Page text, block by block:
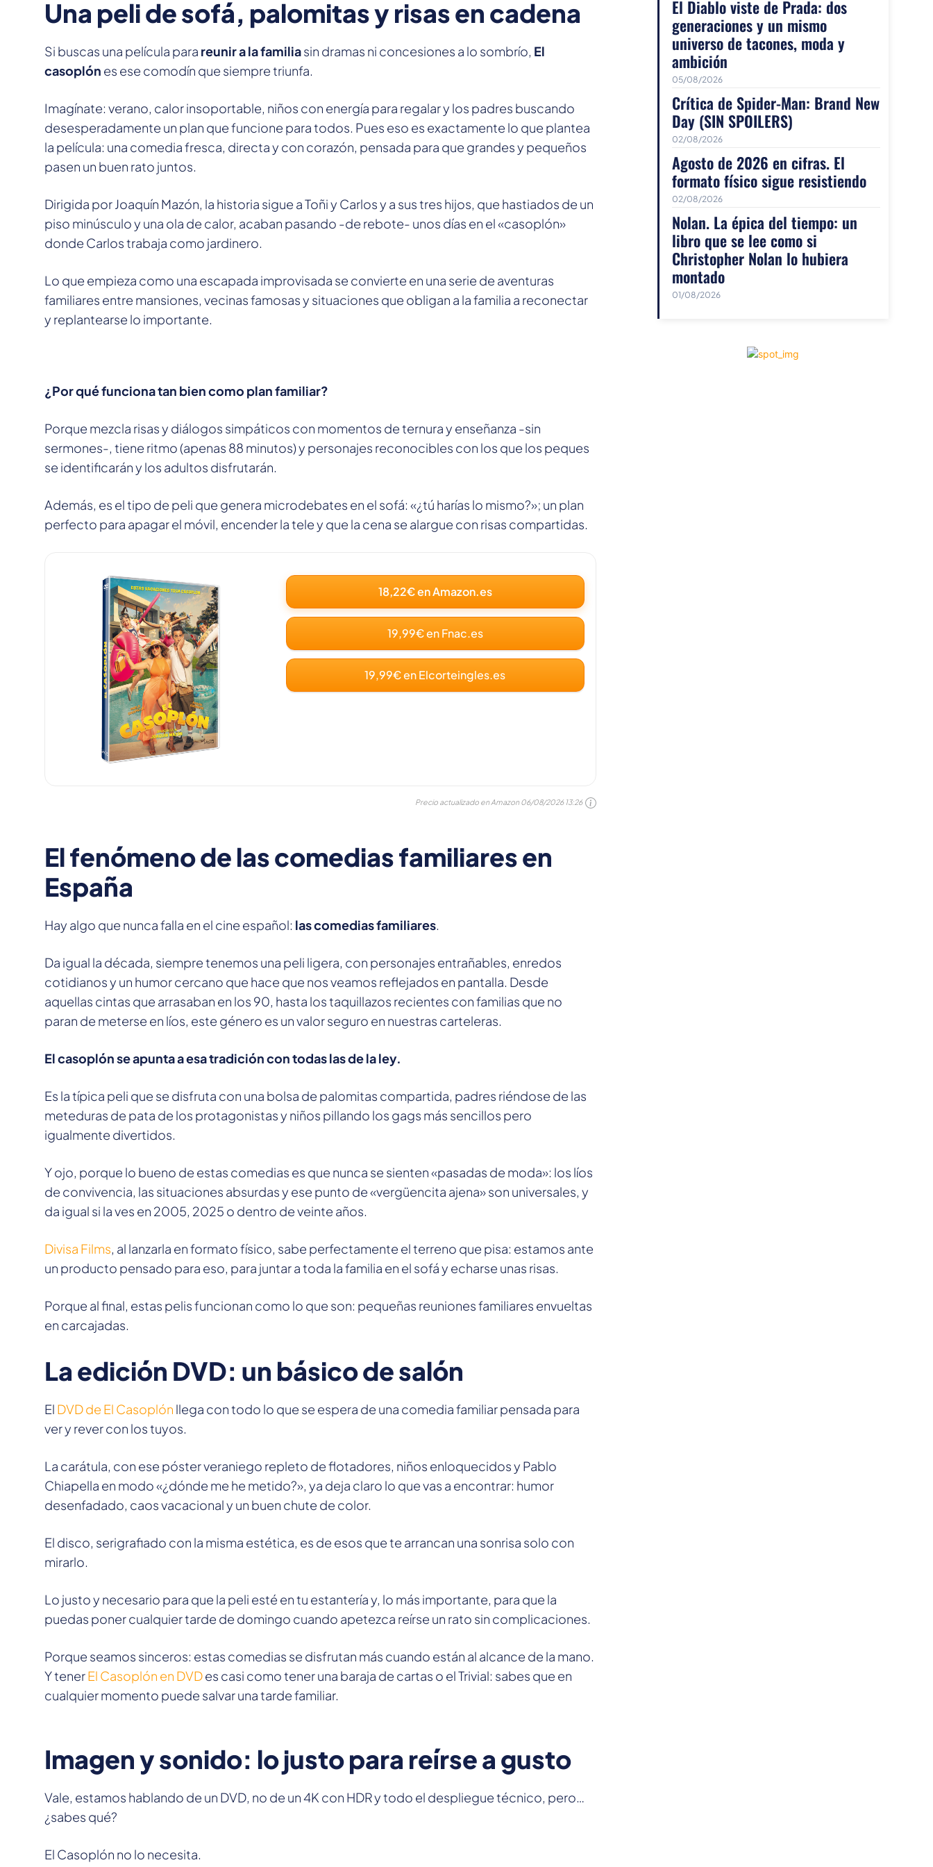
Una peli de sofá, palomitas y risas en cadena
Si buscas una película para reunir a la familiasin dramas ni concesiones a lo sombrío, El
casoplón es ese comodín que siempre triunfa.
Imagínate: verano, calor insoportable, niños con energía para regalar y los padres buscando
desesperadamente un plan que funcione para todos. Pues eso es exactamente lo que plantea
la película: una comedia fresca, directa y con corazón, pensada para que grandes y pequeños
pasen un buen rato juntos.
Dirigida por Joaquín Mazón, la historia sigue a Toñi y Carlos y a sus tres hijos, que hastiados de un
piso minúsculo y una ola de calor, acaban pasando -de rebote- unos días en el «casoplón»
donde Carlos trabaja como jardinero.
Lo que empieza como una escapada improvisada se convierte en una serie de aventuras
familiares entre mansiones, vecinas famosas y situaciones que obligan a la familia a reconectar
y replantearse lo importante.
¿Por qué funciona tan bien como plan familiar?
Porque mezcla risas y diálogos simpáticos con momentos de ternura y enseñanza -sin
sermones-, tiene ritmo (apenas 88 minutos) y personajes reconocibles con los que los peques
se identificarán y los adultos disfrutarán.
Además, es el tipo de peli que genera microdebates en el sofá: «¿tú harías lo mismo?»; un plan
perfecto para apagar el móvil, encender la tele y que la cena se alargue con risas compartidas.
18,22€ en Amazon.es
19,99€ en Fnac.es
19,99€ en Elcorteingles.es
Precio actualizado en Amazon 06/08/2026 13:26
El fenómeno de las comedias familiares en
España
Hay algo que nunca falla en el cine español: las comedias familiares.
Da igual la década, siempre tenemos una peli ligera, con personajes entrañables, enredos
cotidianos y un humor cercano que hace que nos veamos reflejados en pantalla. Desde
aquellas cintas que arrasaban en los 90, hasta los taquillazos recientes con familias que no
paran de meterse en líos, este género es un valor seguro en nuestras carteleras.
El casoplón se apunta a esa tradición con todas las de la ley.
Es la típica peli que se disfruta con una bolsa de palomitas compartida, padres riéndose de las
meteduras de pata de los protagonistas y niños pillando los gags más sencillos pero
igualmente divertidos.
Y ojo, porque lo bueno de estas comedias es que nunca se sienten «pasadas de moda»: los líos
de convivencia, las situaciones absurdas y ese punto de «vergüencita ajena» son universales, y
da igual si la ves en 2005, 2025 o dentro de veinte años.
Divisa Films, al lanzarla en formato físico, sabe perfectamente el terreno que pisa: estamos ante
un producto pensado para eso, para juntar a toda la familia en el sofá y echarse unas risas.
Porque al final, estas pelis funcionan como lo que son: pequeñas reuniones familiares envueltas
en carcajadas.
La edición DVD: un básico de salón
El DVD de El Casoplón llega con todo lo que se espera de una comedia familiar pensada para
ver y rever con los tuyos.
La carátula, con ese póster veraniego repleto de flotadores, niños enloquecidos y Pablo
Chiapella en modo «¿dónde me he metido?», ya deja claro lo que vas a encontrar: humor
desenfadado, caos vacacional y un buen chute de color.
El disco, serigrafiado con la misma estética, es de esos que te arrancan una sonrisa solo con
mirarlo.
Lo justo y necesario para que la peli esté en tu estantería y, lo más importante, para que la
puedas poner cualquier tarde de domingo cuando apetezca reírse un rato sin complicaciones.
Porque seamos sinceros: estas comedias se disfrutan más cuando están al alcance de la mano.
Y tenerEl Casoplón en DVDes casi como tener una baraja de cartas o el Trivial: sabes que en
cualquier momento puede salvar una tarde familiar.
Imagen y sonido: lo justo para reírse a gusto
Vale, estamos hablando de un DVD, no de un 4K con HDR y todo el despliegue técnico, pero…
¿sabes qué?
El Casoplón no lo necesita.
El Diablo viste de Prada: dos
generaciones y un mismo
universo de tacones, moda y
ambición
05/08/2026
Crítica de Spider-Man: Brand New
Day (SIN SPOILERS)
02/08/2026
Agosto de 2026 en cifras. El
formato físico sigue resistiendo
02/08/2026
Nolan. La épica del tiempo: un
libro que se lee como si
Christopher Nolan lo hubiera
montado
01/08/2026